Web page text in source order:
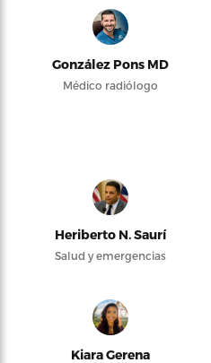
González Pons MD
Médico radiólogo
Heriberto N. Saurí
Salud y emergencias
Kiara Gerena